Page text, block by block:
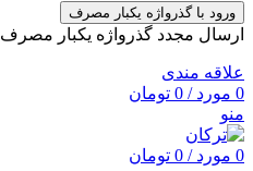
ورود با گذرواژه یکبار مصرف
ارسال مجدد گذرواژه یکبار مصرف
علاقه مندی
0 مورد /
0 تومان
منو
0 مورد /
0 تومان